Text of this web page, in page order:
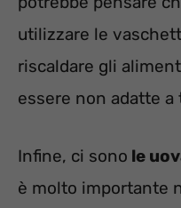
utilizzare le
riscaldare gli
essere non adatte a
Infine, ci sono le
è molto importante